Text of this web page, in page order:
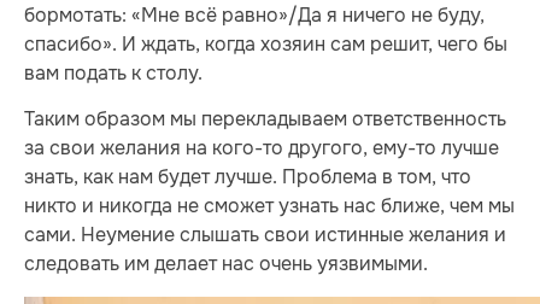
бормотать: «Мне всё равно»/Да я ничего не буду,
спасибо». И ждать, когда хозяин сам решит, чего бы
вам подать к столу.
Таким образом мы перекладываем ответственность
за свои желания на кого-то другого, ему-то лучше
знать, как нам будет лучше. Проблема в том, что
никто и никогда не сможет узнать нас ближе, чем мы
сами. Неумение слышать свои истинные желания и
следовать им делает нас очень уязвимыми.